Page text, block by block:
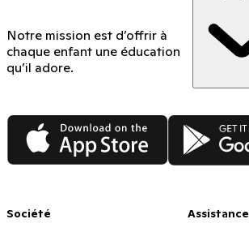
Notre mission est d’offrir à
chaque enfant une éducation
qu’il adore.
App Store Google Play
Société Assistance